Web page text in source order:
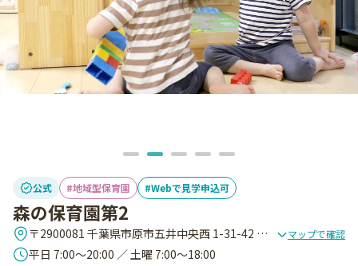
公式 地域型保育園 Webで見学申込可
森の保育園第2
〒2900081 千葉県市原市五井中央西 1-31-42 グランドステージ 101 マップで確認
平日 7:00～20:00 ／ 土曜 7:00～18:00